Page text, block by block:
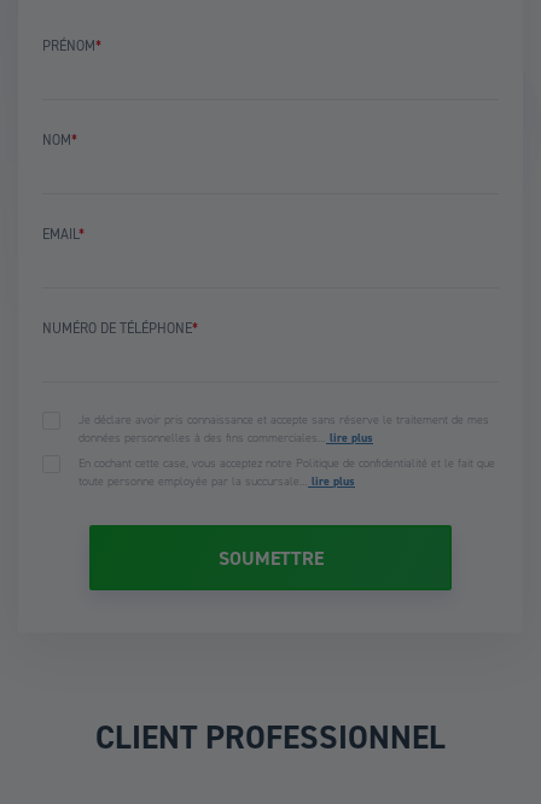
PRÉNOM*
NOM*
EMAIL*
NUMÉRO DE TÉLÉPHONE*
Je déclare avoir pris connaissance et accepte sans réserve le traitement de mes
données personnelles à des fins commerciales… lire plus
En cochant cette case, vous acceptez notre Politique de confidentialité et le fait que
toute personne employée par la succursale… lire plus
CLIENT PROFESSIONNEL